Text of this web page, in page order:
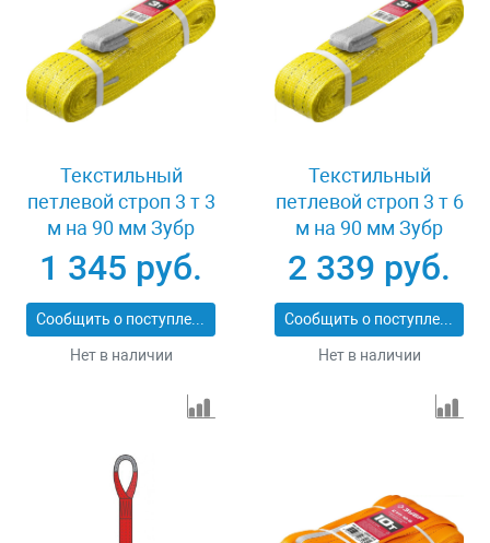
Текстильный
петлевой строп 3 т 3
м на 90 мм Зубр
43553-3-3
1 345 руб.
Сообщить о поступлении
Нет в наличии
Текстильный
петлевой строп 3 т 6
м на 90 мм Зубр
43553-3-6
2 339 руб.
Сообщить о поступлении
Нет в наличии